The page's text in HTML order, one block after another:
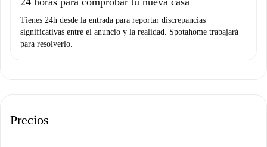
Tienes 24h desde la entrada para reportar discrepancias
significativas entre el anuncio y la realidad. Spotahome trabajará
para resolverlo.
Precios